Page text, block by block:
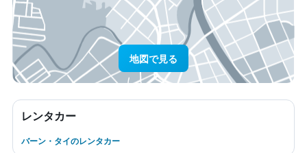
地図で見る
レンタカー
バーン・タイのレンタカー